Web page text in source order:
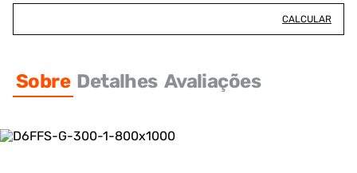
CALCULAR
Sobre Detalhes Avaliações